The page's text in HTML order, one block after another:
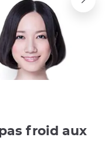
froid aux